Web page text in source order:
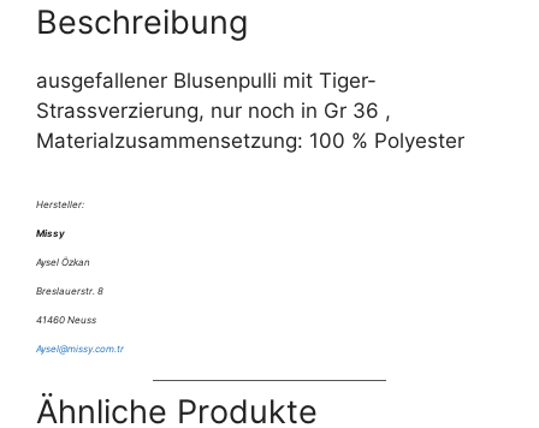
e
Beschreibung
ausgefallener Blusenpulli mit Tiger-
Strassverzierung, nur noch in Gr 36 ,
Materialzusammensetzung: 100 % Polyester
Hersteller:
Missy
Aysel Özkan
Breslauerstr. 8
41460 Neuss
Aysel@missy.com.tr
Ähnliche Produkte